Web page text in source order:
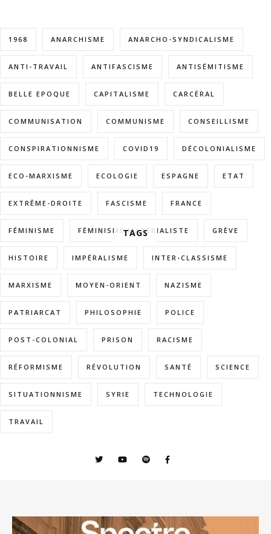
TAGS
1968 ANARCHISME ANARCHO-SYNDICALISME
ANTI-TRAVAIL ANTIFASCISME ANTISÉMITISME
BELLE EPOQUE CAPITALISME CARCÉRAL
COMMUNISATION COMMUNISME CONSEILLISME
CONSPIRATIONNISME COVID19 DÉCOLONIALISME
ECO-MARXISME ECOLOGIE ESPAGNE ETAT
EXTRÊME-DROITE FASCISME FRANCE
FÉMINISME FÉMINISME MATÉRIALISTE GRÈVE
HISTOIRE IMPÉRALISME INTER-CLASSISME
MARXISME MOYEN-ORIENT NAZISME
PATRIARCAT PHILOSOPHIE POLICE
POST-COLONIAL PRISON RACISME
RÉFORMISME RÉVOLUTION SANTÉ SCIENCE
SITUATIONNISME SYRIE TECHNOLOGIE
TRAVAIL